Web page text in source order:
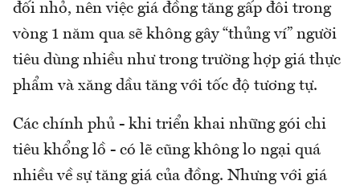
đối nhỏ, nên việc giá đồng tăng gấp đôi trong
vòng 1 năm qua sẽ không gây “thủng ví” người
tiêu dùng nhiều như trong trường hợp giá thực
phẩm và xăng dầu tăng với tốc độ tương tự.
Các chính phủ - khi triển khai những gói chi
tiêu khổng lồ - có lẽ cũng không lo ngại quá
nhiều về sự tăng giá của đồng. Nhưng với giá